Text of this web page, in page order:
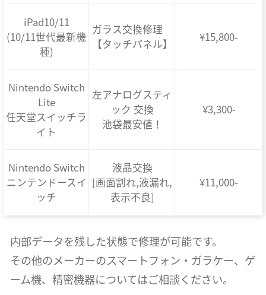
iPad10/11
(10/11世代最新機
種)
ガラス交換修理
【タッチパネル】
¥15,800-
Nintendo Switch
Lite
任天堂スイッチラ
イト
左アナログスティ
ック 交換
池袋最安値！
¥3,300-
Nintendo Switch
ニンテンドースイ
ッチ
液晶交換
[画面割れ,液漏れ,
表示不良]
¥11,000-
内部データを残した状態で修理が可能です。
その他のメーカーのスマートフォン・ガラケー、ゲ
ーム機、精密機器についてはご相談ください。